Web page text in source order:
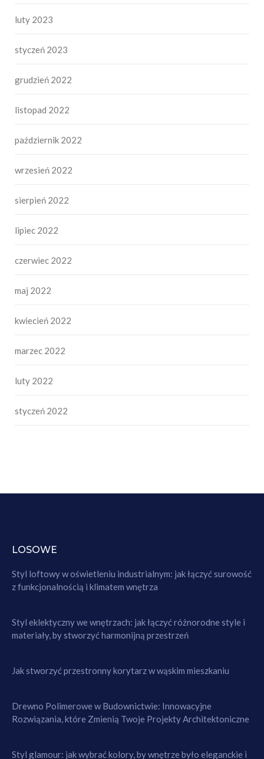
luty 2023
styczeń 2023
grudzień 2022
listopad 2022
październik 2022
wrzesień 2022
sierpień 2022
lipiec 2022
czerwiec 2022
maj 2022
kwiecień 2022
marzec 2022
luty 2022
styczeń 2022
LOSOWE
Styl loftowy w oświetleniu industrialnym: jak łączyć surowość
z funkcjonalnością i klimatem wnętrza
Styl eklektyczny we wnętrzach: jak łączyć różnorodne style i
materiały, by stworzyć harmonijną przestrzeń
Jak stworzyć przestronny korytarz w wąskim mieszkaniu
Drewno Polimerowe w Budownictwie: Innowacyjne
Rozwiązania, które Zmienią Twoje Projekty Architektoniczne
Styl glamour: jak wybrać kolory, by wnętrze było eleganckie i